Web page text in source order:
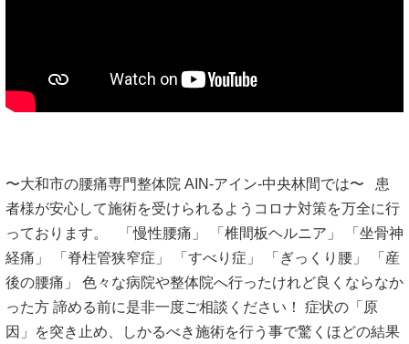
〜大和市の腰痛専門整体院 AIN-アイン-中央林間では〜 患
者様が安心して施術を受けられるようコロナ対策を万全に行
っております。 「慢性腰痛」 「椎間板ヘルニア」 「坐骨神
経痛」 「脊柱管狭窄症」 「すべり症」 「ぎっくり腰」 「産
後の腰痛」 色々な病院や整体院へ行ったけれど良くならなか
った方 諦める前に是非一度ご相談ください！ 症状の「原
因」を突き止め、しかるべき施術を行う事で驚くほどの結果